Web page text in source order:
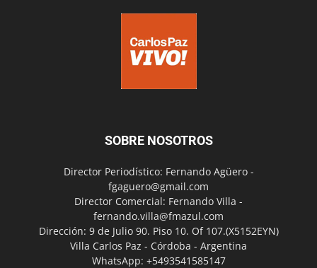
SOBRE NOSOTROS
Director Periodístico: Fernando Agüero -
fgaguero@gmail.com
Director Comercial: Fernando Villa -
fernando.villa@fmazul.com
Dirección: 9 de Julio 90. Piso 10. Of 107.(X5152EYN)
Villa Carlos Paz - Córdoba - Argentina
WhatsApp: +5493541585147